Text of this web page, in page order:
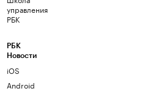
управления
РБК
РБК
Новости
iOS
Android